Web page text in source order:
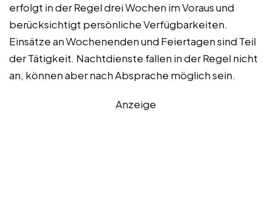
erfolgt in der Regel drei Wochen im Voraus und
berücksichtigt persönliche Verfügbarkeiten.
Einsätze an Wochenenden und Feiertagen sind Teil
der Tätigkeit. Nachtdienste fallen in der Regel nicht
an, können aber nach Absprache möglich sein.
Anzeige